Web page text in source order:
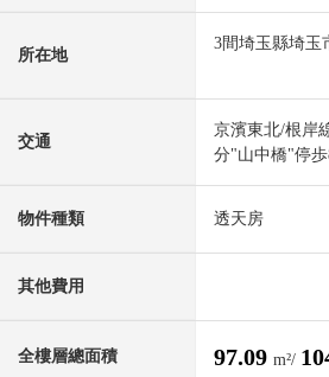
所在地
3間埼玉縣埼玉
交通
京濱東北/根岸
分"山中橋"停
物件種類 透天房
其他費用
全樓層總面積 97.09 m²/